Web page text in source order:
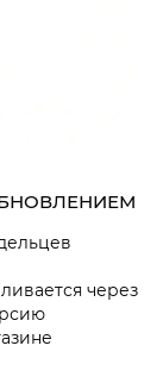
через